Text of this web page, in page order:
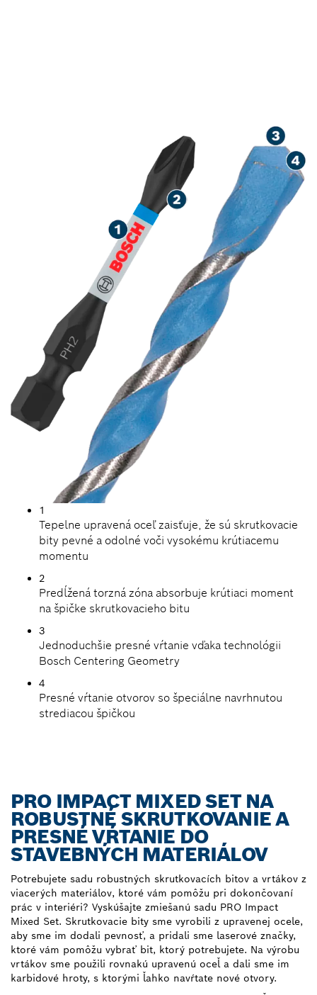
1
Tepelne upravená oceľ zaisťuje, že sú skrutkovacie
bity pevné a odolné voči vysokému krútiacemu
momentu
2
Predĺžená torzná zóna absorbuje krútiaci moment
na špičke skrutkovacieho bitu
3
Jednoduchšie presné vŕtanie vďaka technológii
Bosch Centering Geometry
4
Presné vŕtanie otvorov so špeciálne navrhnutou
strediacou špičkou
PRO IMPACT MIXED SET NA
ROBUSTNÉ SKRUTKOVANIE A
PRESNÉ VŔTANIE DO
STAVEBNÝCH MATERIÁLOV
Potrebujete sadu robustných skrutkovacích bitov a vrtákov z
viacerých materiálov, ktoré vám pomôžu pri dokončovaní
prác v interiéri? Vyskúšajte zmiešanú sadu PRO Impact
Mixed Set. Skrutkovacie bity sme vyrobili z upravenej ocele,
aby sme im dodali pevnosť, a pridali sme laserové značky,
ktoré vám pomôžu vybrať bit, ktorý potrebujete. Na výrobu
vrtákov sme použili rovnakú upravenú oceľ a dali sme im
karbidové hroty, s ktorými ľahko navŕtate nové otvory.